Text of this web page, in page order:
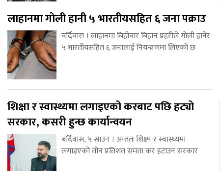
लाहानमा गोली हानी ५ भारतीयसहित ६ जना पक्राउ
बर्दिबास । लाहानमा बिहीबार बिहान प्रहरीले गोली हानेर
५ भारतीयसहित ६ जनालाई नियन्त्रणमा लिएको छ
शिक्षा र स्वास्थ्यमा लगाइएको करबाट पछि हट्यो
सरकार, कसरी हुन्छ कार्यान्वयन
बर्दिवास, ५ साउन । अन्ततः शिक्ष्ष र स्वास्थ्यमा
लगाइएको तीन प्रतिशत समता कर हटाउन सरकार